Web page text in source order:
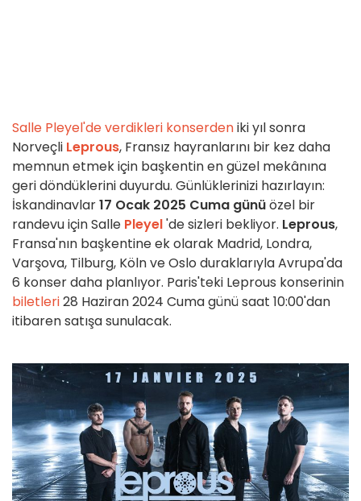
Salle Pleyel'de verdikleri konserdeniki yıl sonra
Norveçli Leprous, Fransız hayranlarını bir kez daha
memnun etmek için başkentin en güzel mekânına
geri döndüklerini duyurdu. Günlüklerinizi hazırlayın:
İskandinavlar17 Ocak 2025 Cuma günüözel bir
randevu için Salle Pleyel'de sizleri bekliyor. Leprous,
Fransa'nın başkentine ek olarak Madrid, Londra,
Varşova, Tilburg, Köln ve Oslo duraklarıyla Avrupa'da
6 konser daha planlıyor. Paris'teki Leprous konserinin
biletleri28 Haziran 2024 Cuma günü saat 10:00'dan
itibaren satışa sunulacak.